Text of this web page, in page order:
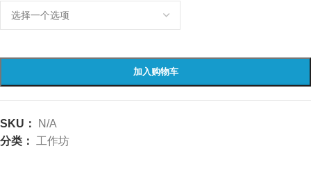
加入购物车
SKU：
N/A
分类： 工作坊